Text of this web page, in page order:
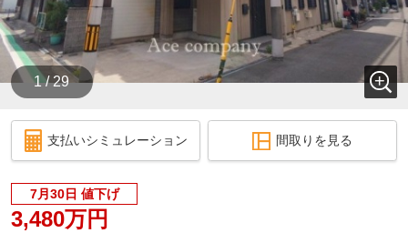
1 / 29
支払いシミュレーション 間取りを見る
7月30日 値下げ
3,480万円